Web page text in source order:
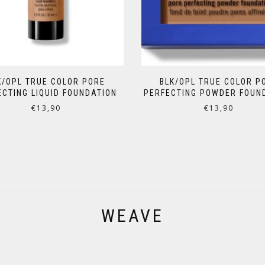
OPL TRUE COLOR PORE
LIQUID FOUNDATION
€13,90
BLK/OPL TRUE COLOR
PERFECTING POWDER
€13,90
WEAVE